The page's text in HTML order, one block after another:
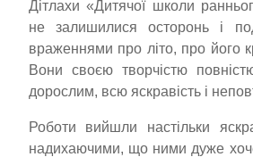
Дітлахи «Дитячої школи
не залишилися осторонь і
враженнями про літо, про його
Вони своєю творчістю
дорослим, всю яскравість і
Роботи вийшли настільки
надихаючими, що ними дуже